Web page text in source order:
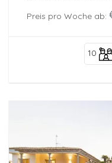
Restaurants, Bars
Preis pro Woche ab:
10